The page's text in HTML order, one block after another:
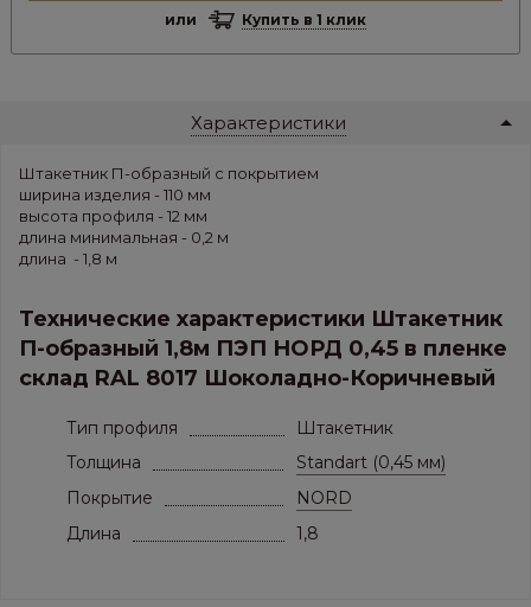
или Купить в 1 клик
Характеристики
Штакетник П-образный с покрытием
ширина изделия - 110 мм
высота профиля - 12 мм
длина минимальная - 0,2 м
длина - 1,8 м
Технические характеристики Штакетник
П-образный 1,8м ПЭП НОРД 0,45 в пленке
склад RAL 8017 Шоколадно-Коричневый
Тип профиля
Штакетник
Толщина
Standart (0,45 мм)
Покрытие
NORD
Длина
1,8